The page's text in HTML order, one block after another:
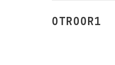
0TR00R1